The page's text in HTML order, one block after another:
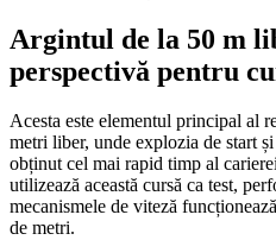
Argintul de la 50 m
perspectivă pentru
Acesta este elementul principal al
metri liber, unde explozia de start
obținut cel mai rapid timp al
utilizează această cursă ca test,
mecanismele de viteză
de metri.